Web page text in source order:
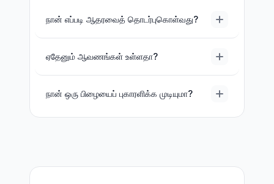
நான் எப்படி ஆதரவைத் தொடர்புகொள்வது?
ஏதேனும் ஆவணங்கள் உள்ளதா?
நான் ஒரு பிழையைப் புகாரளிக்க முடியுமா?